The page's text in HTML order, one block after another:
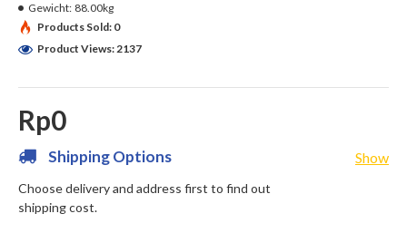
Rp0
Gewicht: 88.00kg
Products Sold: 0
Product Views: 2137
Shipping Options
Choose delivery and address first to find out
shipping cost.
Show